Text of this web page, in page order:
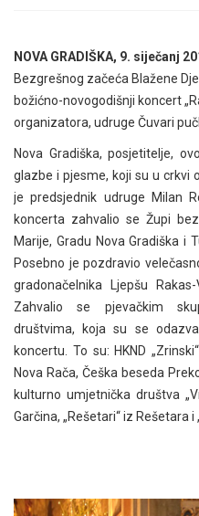
NOVA GRADIŠKA, 9. siječanj
Bezgrešnog začeća Blažene
božićno-novogodišnji koncert
organizatora, udruge Čuvari
Nova Gradiška, posjetitelje,
glazbe i pjesme, koji su u crkvi
je predsjednik udruge Milan
koncerta zahvalio se Župi
Marije, Gradu Nova Gradiška i
Posebno je pozdravio
gradonačelnika Ljepšu
Zahvalio se pjevačkim
društvima, koja su se
koncertu. To su: HKND
Nova Rača, Češka beseda
kulturno umjetnička društva
Garčina, „Rešetari“ iz Rešetara i